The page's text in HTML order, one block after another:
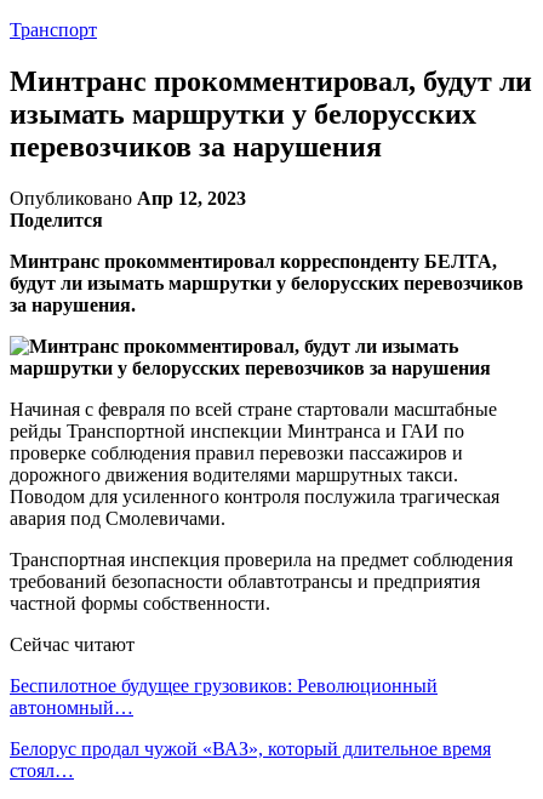
Транспорт
Минтранс прокомментировал, будут ли
изымать маршрутки у белорусских
перевозчиков за нарушения
Опубликовано Апр 12, 2023
Поделится
Минтранс прокомментировал корреспонденту БЕЛТА,
будут ли изымать маршрутки у белорусских перевозчиков
за нарушения.
Начиная с февраля по всей стране стартовали масштабные
рейды Транспортной инспекции Минтранса и ГАИ по
проверке соблюдения правил перевозки пассажиров и
дорожного движения водителями маршрутных такси.
Поводом для усиленного контроля послужила трагическая
авария под Смолевичами.
Транспортная инспекция проверила на предмет соблюдения
требований безопасности облавтотрансы и предприятия
частной формы собственности.
Сейчас читают
Беспилотное будущее грузовиков: Революционный
автономный…
Белорус продал чужой «ВАЗ», который длительное время
стоял…